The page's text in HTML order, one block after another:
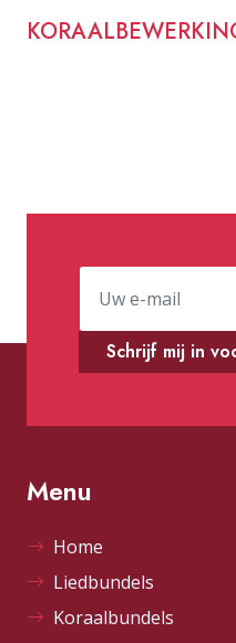
Schrijf mij in
Menu
Home
Liedbundels
Koraalbundels